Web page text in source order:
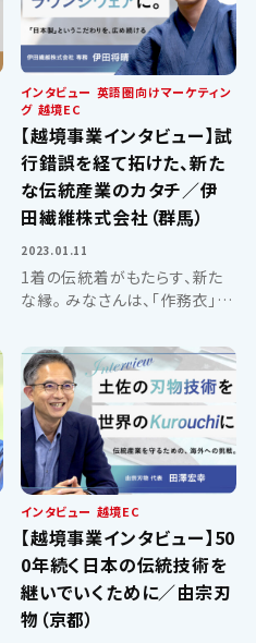
インタビュー 英語圏向けマーケティン
グ 越境EC
【越境事業インタビュー】試
行錯誤を経て拓けた、新た
な伝統産業のカタチ／伊
田繊維株式会社（群馬）
2023.01.11
1着の伝統着がもたらす、新た
な縁。 みなさんは、「作務衣」と
でしょうか。 もともとは修行僧
が働くときに着る作業着。 全身
ゆったりとしたつくりですが、衿
があるのでどことなく着物...
インタビュー 越境EC
【越境事業インタビュー】50
0年続く日本の伝統技術を
継いでいくために／由宗刃
物（京都）